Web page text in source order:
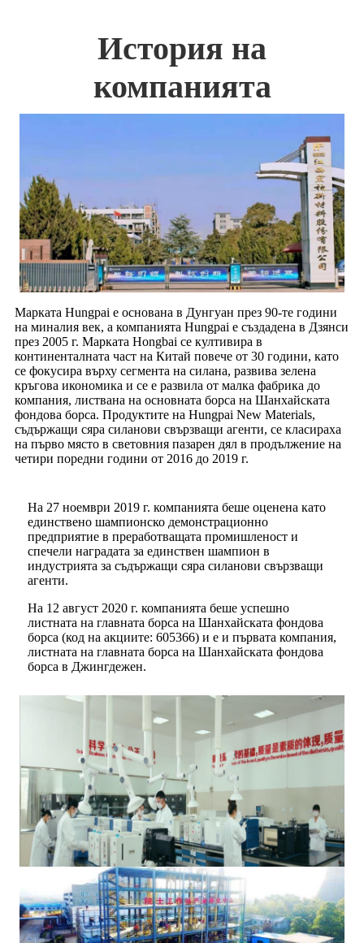
История на
компанията
Марката Hungpai е основана в Дунгуан през 90-те години
на миналия век, а компанията Hungpai е създадена в Дзянси
през 2005 г. Марката Hongbai се култивира в
континенталната част на Китай повече от 30 години, като
се фокусира върху сегмента на силана, развива зелена
кръгова икономика и се е развила от малка фабрика до
компания, листвана на основната борса на Шанхайската
фондова борса. Продуктите на Hungpai New Materials,
съдържащи сяра силанови свързващи агенти, се класираха
на първо място в световния пазарен дял в продължение на
четири поредни години от 2016 до 2019 г.
На 27 ноември 2019 г. компанията беше оценена като
единствено шампионско демонстрационно
предприятие в преработващата промишленост и
спечели наградата за единствен шампион в
индустрията за съдържащи сяра силанови свързващи
агенти.
На 12 август 2020 г. компанията беше успешно
листната на главната борса на Шанхайската фондова
борса (код на акциите: 605366) и е и първата компания,
листната на главната борса на Шанхайската фондова
борса в Джингдежен.